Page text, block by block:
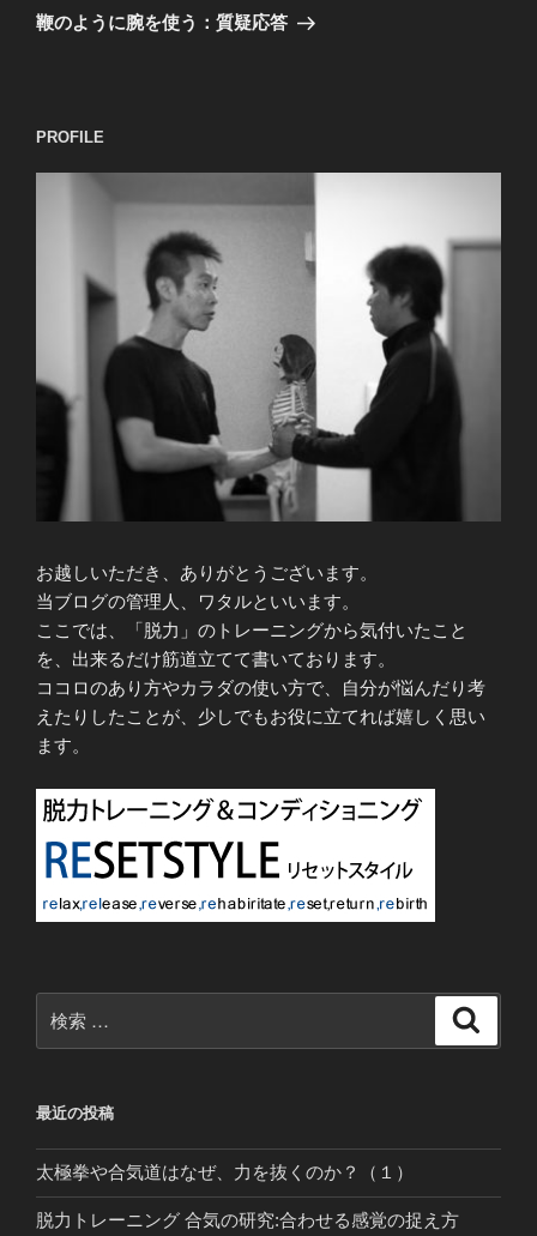
ゲ
ン
稿
の
鞭のように腕を使う：質疑応答
PROFILE
お越しいただき、ありがとうございます。
当ブログの管理人、ワタルといいます。
ここでは、「脱力」のトレーニングから気付いたこと
を、出来るだけ筋道立てて書いております。
ココロのあり方やカラダの使い方で、自分が悩んだり考
えたりしたことが、少しでもお役に立てれば嬉しく思い
ます。
索:
最近の投稿
太極拳や合気道はなぜ、力を抜くのか？（１）
脱力トレーニング 合気の研究:合わせる感覚の捉え方